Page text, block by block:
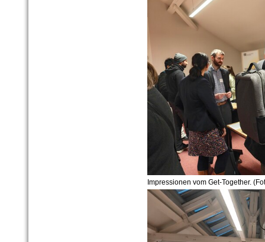
Impressionen vom Get-Together.